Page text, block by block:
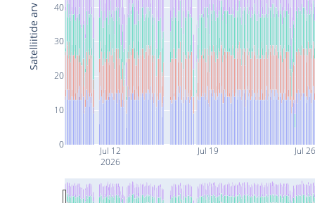
Jul 12
2026
Jul 19 Jul
0
10
20
30
40
Satelliitide arv